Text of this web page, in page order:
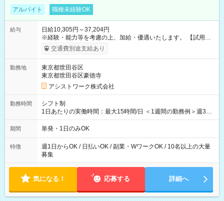
アルバイト 職種未経験OK
給与
日給10,305円～37,204円
※経験・能力等を考慮の上、加給・優遇いたします。 【試用期
間】試用期間なし
交通費別途支給あり
勤務地
東京都世田谷区
東京都世田谷区豪徳寺
アシストワーク株式会社
勤務時間
シフト制
1日あたりの実働時間：最大15時間/日 ＜1週間の勤務例＞週3回
勤務 勤務：月・水・金 休み：火・木・土・日 好きな時にお仕事
可能です！ ※1日あたりの最大実働時間は日勤、夜勤共に勤務し
期間 単発・1日のみOK
特徴
週1日からOK / 日払いOK / 副業・WワークOK / 10名以上の大量
募集
気になる！ 応募する 詳細へ